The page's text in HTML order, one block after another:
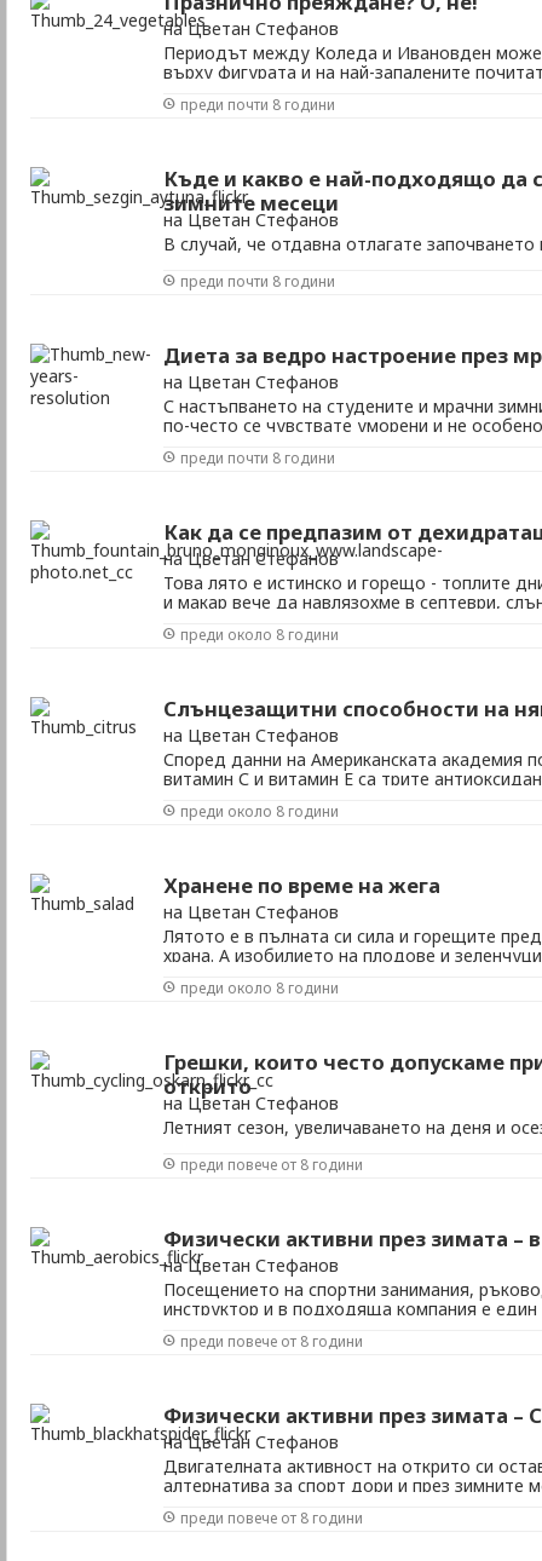
на Цветан Стефанов
Периодът между Коледа и Ивановден
върху фигурата и на най-запалените
приятели в голяма част от случаите
преди почти 8 години
Къде и какво е най-подходящо да
зимните месеци
на Цветан Стефанов
В случай, че отдавна отлагате
живот, сигурно трудно ще намерите сили и
занимания точно през зимните месеци. От
преди почти 8 години
Диета за ведро настроение през
на Цветан Стефанов
С настъпването на студените и мрачни
по-често се чувствате уморени и не
светлина и ниското атмосферно налягане.
преди почти 8 години
Как да се предпазим от
на Цветан Стефанов
Това лято е истинско и горещо - топлите
и макар вече да навлязохме в септеври,
изпитваме неразположение и се питаме на
преди около 8 години
Слънцезащитни способности на
на Цветан Стефанов
Според данни на Американската академия
витамин С и витамин Е са трите
предпазващо действие. Ефектът на тези
преди около 8 години
Хранене по време на жега
на Цветан Стефанов
Лятото е в пълната си сила и горещите
храна. А изобилието на плодове и
от най-благоприятните моменти да
преди около 8 години
Грешки, които често допускаме
открито
на Цветан Стефанов
Летният сезон, увеличаването на деня и
времето ни правят по-склонни да отделим
занимания сред природата. Повечето хора
преди повече от 8 години
Физически активни през зимата –
на Цветан Стефанов
Посещението на спортни занимания,
инструктор и в подходяща компания е един
поддържането на добра физическа форма.
преди повече от 8 години
Физически активни през зимата –
на Цветан Стефанов
Двигателната активност на открито си
алтернатива за спорт дори и през зимните
ангажименти в определен ден и час; - в
преди повече от 8 години